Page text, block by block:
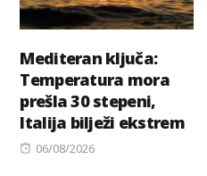
Mediteran ključa:
Temperatura mora
prešla 30 stepeni,
Italija bilježi ekstrem
Posted
06/08/2026